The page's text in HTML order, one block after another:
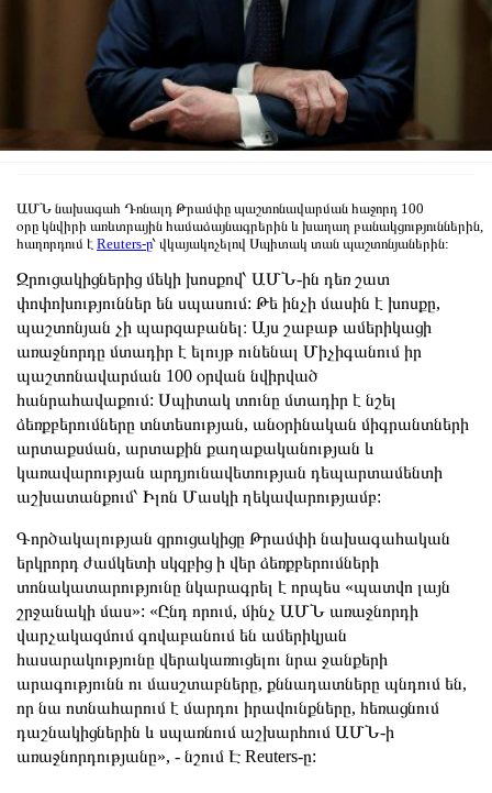
ԱՄՆ նախագահ Դոնալդ Թրամփը պաշտոնավարման հաջորդ 100
օրը կնվիրի առևտրային համաձայնագրերին և խաղաղ բանակցություններին,
հաղորդում է Reuters-ը՝ վկայակոչելով Սպիտակ տան պաշտոնյաներին:
Զրուցակիցներից մեկի խոսքով՝ ԱՄՆ-ին դեռ շատ
փոփոխություններ են սպասում: Թե ինչի մասին է խոսքը,
պաշտոնյան չի պարզաբանել։ Այս շաբաթ ամերիկացի
առաջնորդը մտադիր է ելույթ ունենալ Միչիգանում իր
պաշտոնավարման 100 օրվան նվիրված
հանրահավաքում: Սպիտակ տունը մտադիր է նշել
ձեռքբերումները տնտեսության, անօրինական միգրանտների
արտաքսման, արտաքին քաղաքականության և
կառավարության արդյունավետության դեպարտամենտի
աշխատանքում՝ Իլոն Մասկի ղեկավարությամբ:
Գործակալության զրուցակիցը Թրամփի նախագահական
երկրորդ ժամկետի սկզբից ի վեր ձեռքբերումների
տոնակատարությունը նկարագրել է որպես «պատվո լայն
շրջանակի մաս»: «Ընդ որում, մինչ ԱՄՆ առաջնորդի
վարչակազմում գովաբանում են ամերիկյան
հասարակությունը վերակառուցելու նրա ջանքերի
արագությունն ու մասշտաբները, քննադատները պնդում են,
որ նա ոտնահարում է մարդու իրավունքները, հեռացնում
դաշնակիցներին և սպառնում աշխարհում ԱՄՆ-ի
առաջնորդությանը», - նշում Է Reuters-ը: